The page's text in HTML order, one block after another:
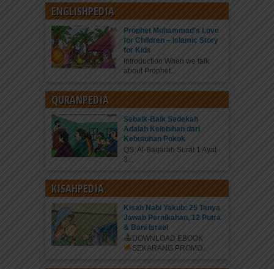
ENGLISHPEDIA
Prophet Muhammad’s Love
for Children – Islamic Story
for Kids
Introduction When we talk
about Prophet...
QURANPEDIA
Sebaik-Baik Sedekah
Adalah Kelebihan dari
Kebutuhan Pokok
QS. Al-Baqarah Surat 1 Ayat
3...
KISAHPEDIA
Kisah Nabi Yakub: 25 Tanya
Jawab Pernikahan, 12 Putra
& Bani Israel
DOWNLOAD EBOOK
SEKARANG PROMO...